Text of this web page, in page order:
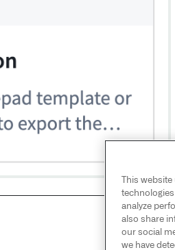
NEXT
创建模板
This
analyze
also share
our social
we have